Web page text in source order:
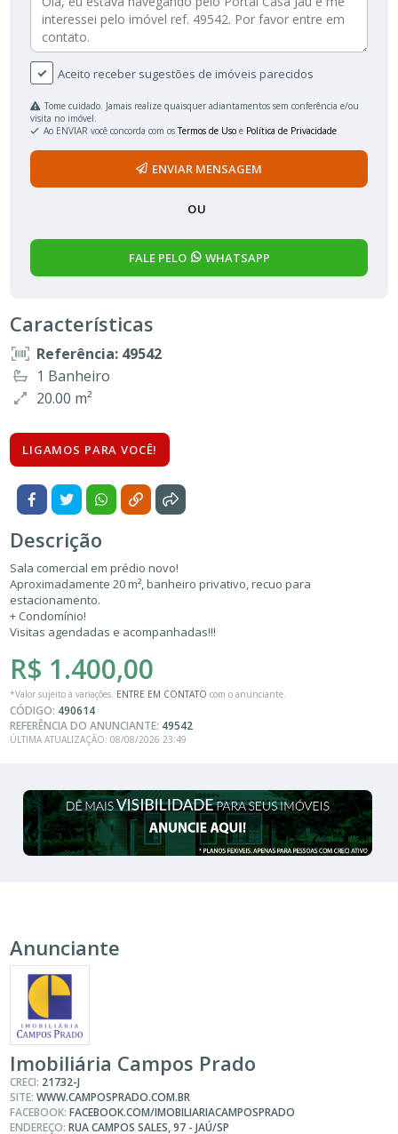
Aceito receber sugestões de imóveis parecidos
Tome cuidado. Jamais realize quaisquer adiantamentos sem conferência e/ou
visita no imóvel.
Ao ENVIAR você concorda com osTermos de Uso e Política de Privacidade
ENVIAR MENSAGEM
OU
FALE PELO WHATSAPP
Características
Referência: 49542
1 Banheiro
20.00 m²
LIGAMOS PARA VOCÊ!
Descrição
Sala comercial em prédio novo!
Aproximadamente 20 m², banheiro privativo, recuo para
estacionamento.
+ Condomínio!
Visitas agendadas e acompanhadas!!!
R$ 1.400,00
*Valor sujeito à variações. ENTRE EM CONTATO com o anunciante.
CÓDIGO: 490614
REFERÊNCIA DO ANUNCIANTE: 49542
ÚLTIMA ATUALIZAÇÃO: 08/08/2026 23:49
Anunciante
Imobiliária Campos Prado
CRECI: 21732-J
SITE:WWW.CAMPOSPRADO.COM.BR
FACEBOOK:FACEBOOK.COM/IMOBILIARIACAMPOSPRADO
ENDEREÇO:RUA CAMPOS SALES, 97 - JAÚ/SP